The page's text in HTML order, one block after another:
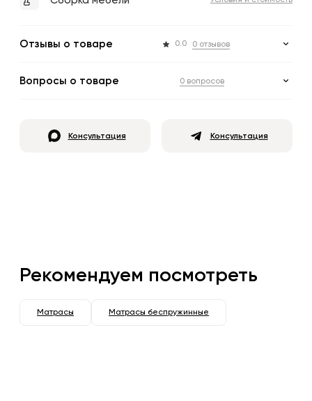
Отзывы о товаре 0.0 0 отзывов
Вопросы о товаре 0 вопросов
Консультация Консультация
Рекомендуем посмотреть
Матрасы Матрасы беспружинные